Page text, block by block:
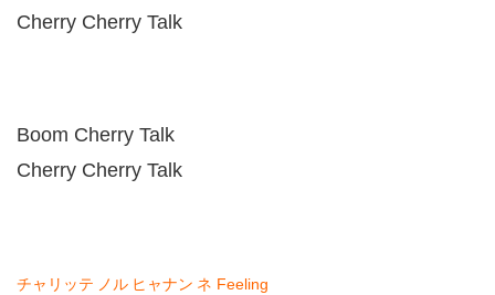
Cherry Cherry Talk
Boom Cherry Talk
Cherry Cherry Talk
チャリッテ ノル ヒャナン ネ Feeling